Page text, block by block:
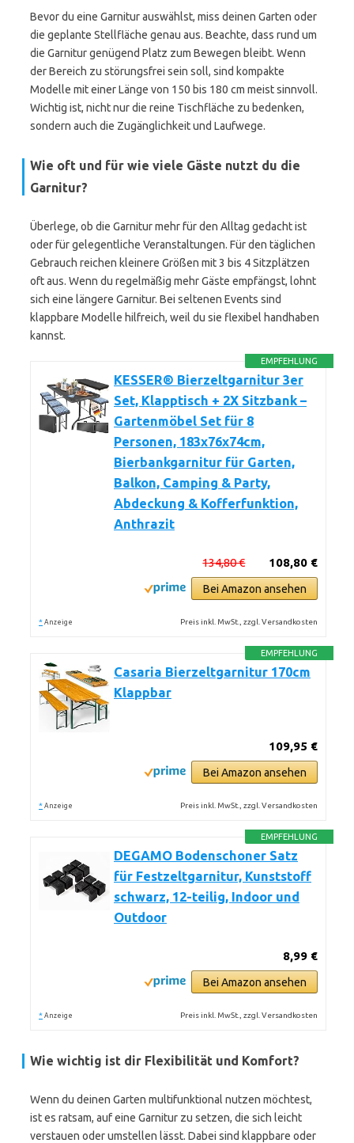
Bevor du eine Garnitur auswählst, miss deinen Garten oder
die geplante Stellfläche genau aus. Beachte, dass rund um
die Garnitur genügend Platz zum Bewegen bleibt. Wenn
der Bereich zu störungsfrei sein soll, sind kompakte
Modelle mit einer Länge von 150 bis 180 cm meist sinnvoll.
Wichtig ist, nicht nur die reine Tischfläche zu bedenken,
sondern auch die Zugänglichkeit und Laufwege.
Wie oft und für wie viele Gäste nutzt du die
Garnitur?
Überlege, ob die Garnitur mehr für den Alltag gedacht ist
oder für gelegentliche Veranstaltungen. Für den täglichen
Gebrauch reichen kleinere Größen mit 3 bis 4 Sitzplätzen
oft aus. Wenn du regelmäßig mehr Gäste empfängst, lohnt
sich eine längere Garnitur. Bei seltenen Events sind
klappbare Modelle hilfreich, weil du sie flexibel handhaben
kannst.
EMPFEHLUNG
KESSER® Bierzeltgarnitur 3er
Set, Klapptisch + 2X Sitzbank –
Gartenmöbel Set für 8
Personen, 183x76x74cm,
Bierbankgarnitur für Garten,
Balkon, Camping & Party,
Abdeckung & Kofferfunktion,
Anthrazit
108,80 €
134,80 €
Bei Amazon ansehen
* Anzeige Preis inkl. MwSt., zzgl. Versandkosten
EMPFEHLUNG
Casaria Bierzeltgarnitur 170cm
Klappbar
109,95 €
Bei Amazon ansehen
* Anzeige Preis inkl. MwSt., zzgl. Versandkosten
EMPFEHLUNG
DEGAMO Bodenschoner Satz
für Festzeltgarnitur, Kunststoff
schwarz, 12-teilig, Indoor und
Outdoor
8,99 €
Bei Amazon ansehen
* Anzeige Preis inkl. MwSt., zzgl. Versandkosten
Wie wichtig ist dir Flexibilität und Komfort?
Wenn du deinen Garten multifunktional nutzen möchtest,
ist es ratsam, auf eine Garnitur zu setzen, die sich leicht
verstauen oder umstellen lässt. Dabei sind klappbare oder